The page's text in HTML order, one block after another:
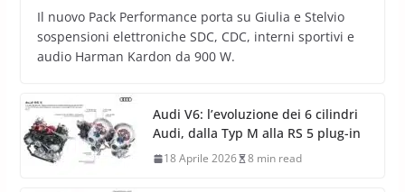
Il nuovo Pack Performance porta su Giulia e Stelvio
sospensioni elettroniche SDC, CDC, interni sportivi e
audio Harman Kardon da 900 W.
Audi V6: l’evoluzione dei 6 cilindri
Audi, dalla Typ M alla RS 5 plug-in
18 Aprile 2026 8 min read